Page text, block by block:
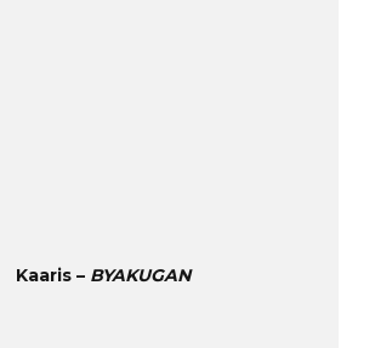
Kaaris – BYAKUGAN